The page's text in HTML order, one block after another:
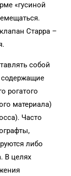
«гусиной
Старра –
собой
содержащие
рогатого
материала)
Часто
либо
В целях